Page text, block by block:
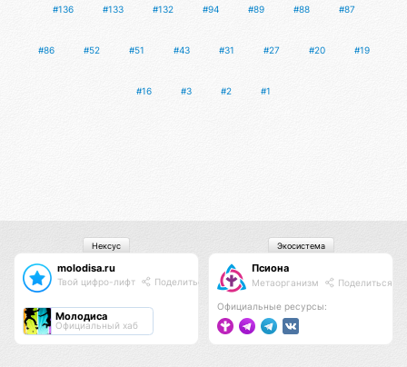
#136 #133 #132 #94 #89 #88 #87
#86 #52 #51 #43 #31 #27 #20 #19
#16 #3 #2 #1
molodisa.ru
Твой цифро-лифт Поделиться
Молодиса
Официальный хаб
Нексус
Псиона
Метаорганизм Поделиться
Официальные ресурсы:
Экосистема